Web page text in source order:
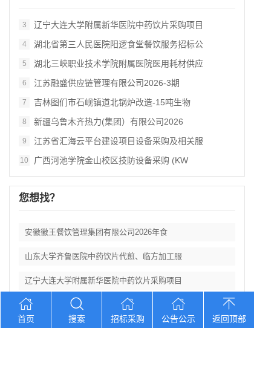
3 辽宁大连大学附属新华医院中药饮片采购项目
4 湖北省第三人民医院阳逻食堂餐饮服务招标公
5 湖北三峡职业技术学院附属医院医用耗材供应
6 江苏融盛供应链管理有限公司2026‑3期
7 吉林图们市石岘镇道北锅炉改造‑15吨生物
8 新疆乌鲁木齐热力(集团）有限公司2026
9 江苏省汇海云平台建设项目设备采购及相关服
10 广西河池学院金山校区技防设备采购 (KW
您想找？
安徽徽王餐饮管理集团有限公司2026年食
山东大学齐鲁医院中药饮片代煎、临方加工服
辽宁大连大学附属新华医院中药饮片采购项目
湖北省第三人民医院阳逻食堂餐饮服务招标公
湖北三峡职业技术学院附属医院医用耗材供应
首页 搜索 招标采购 公告公示 返回顶部